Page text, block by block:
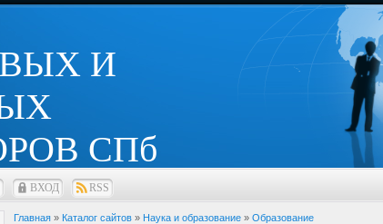
И
СПб
ВХОД RSS
Главная » Каталог сайтов » Наука и образование » Образование